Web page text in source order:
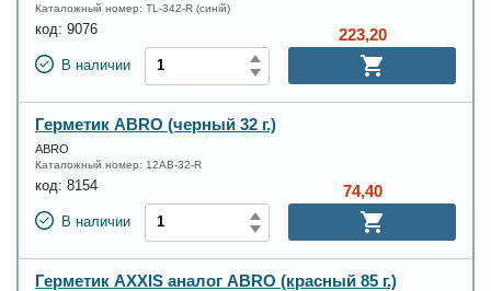
Каталожный номер: TL-342-R (синій)
код: 9076
В наличии
223,20
Герметик ABRO (черный 32 г.)
ABRO
Каталожный номер: 12AB-32-R
код: 8154
В наличии
74,40
Герметик AXXIS аналог ABRO (красный 85 г.)